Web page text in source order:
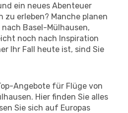
ein neues Abenteuer
zu erleben? Manche planen
Basel-Mülhausen,
noch nach Inspiration
Ihr Fall heute ist, sind Sie
Angebote für Flüge von
Hier finden Sie alles
Sie sich auf Europas